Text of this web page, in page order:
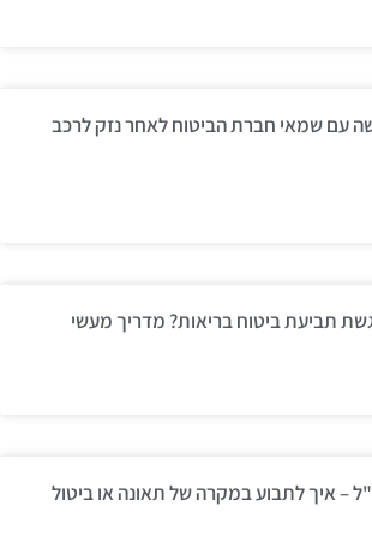
עם שמאי חברת הביטוח לאחר נזק לרכב
תביעת ביטוח בריאות? מדריך מעשי
– איך לתבוע במקרה של תאונה או ביטול